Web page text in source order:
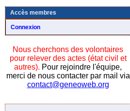
Accès membres
Connexion
Nous cherchons des volontaires
pour relever des actes (état civil et
autres). Pour rejoindre l'équipe,
merci de nous contacter par mail via
contact@geneoweb.org